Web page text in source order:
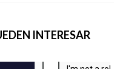
INTERESAR